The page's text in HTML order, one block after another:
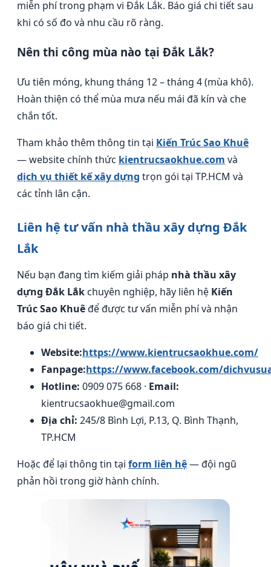
miễn phí trong phạm vi Đắk Lắk. Báo giá chi tiết sau
khi có số đo và nhu cầu rõ ràng.
Nên thi công mùa nào tại Đắk Lắk?
Ưu tiên móng, khung tháng 12 – tháng 4 (mùa khô).
Hoàn thiện có thể mùa mưa nếu mái đã kín và che
chắn tốt.
Tham khảo thêm thông tin tại Kiến Trúc Sao Khuê
— website chính thức kientrucsaokhue.com và
dịch vụ thiết kế xây dựng trọn gói tại TP.HCM và
các tỉnh lân cận.
Liên hệ tư vấn nhà thầu xây dựng Đắk
Lắk
Nếu bạn đang tìm kiếm giải pháp nhà thầu xây
dựng Đắk Lắk chuyên nghiệp, hãy liên hệ Kiến
Trúc Sao Khuêđể được tư vấn miễn phí và nhận
báo giá chi tiết.
Website:https://www.kientrucsaokhue.com/
Fanpage:https://www.facebook.com/
Hotline: 0909 075 668 · Email:
kientrucsaokhue@gmail.com
Địa chỉ: 245/8 Bình Lợi, P.13, Q. Bình Thạnh,
TP.HCM
Hoặc để lại thông tin tại form liên hệ— đội ngũ
phản hồi trong giờ hành chính.